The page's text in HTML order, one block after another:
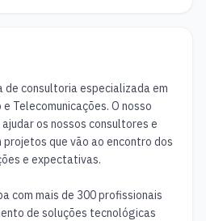
de consultoria especializada em
Telecomunicações. O nosso
os nossos consultores e
que vão ao encontro dos
e expectativas.
com mais de 300 profissionais
de soluções tecnológicas